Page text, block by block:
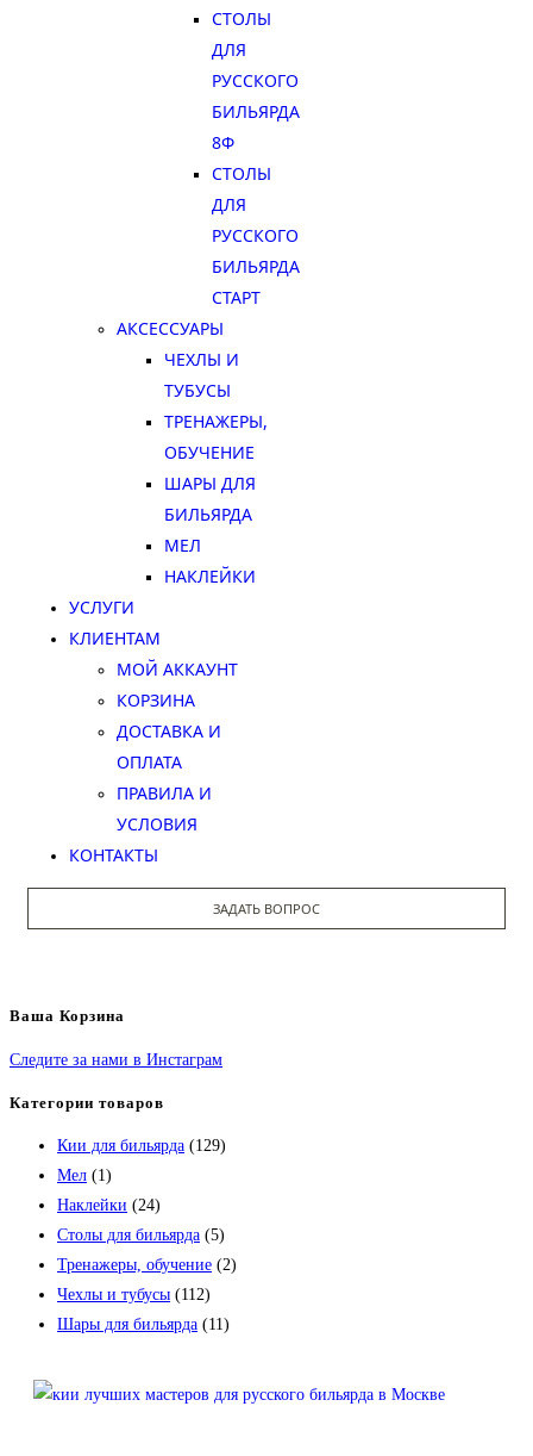
СТОЛЫ
ДЛЯ
РУССКОГО
БИЛЬЯРДА
8Ф
СТОЛЫ
ДЛЯ
РУССКОГО
БИЛЬЯРДА
СТАРТ
АКСЕССУАРЫ
ЧЕХЛЫ И
ТУБУСЫ
ТРЕНАЖЕРЫ,
ОБУЧЕНИЕ
ШАРЫ ДЛЯ
БИЛЬЯРДА
МЕЛ
НАКЛЕЙКИ
УСЛУГИ
КЛИЕНТАМ
МОЙ АККАУНТ
КОРЗИНА
ДОСТАВКА И
ОПЛАТА
ПРАВИЛА И
УСЛОВИЯ
КОНТАКТЫ
ЗАДАТЬ ВОПРОС
Ваша Корзина
Следите за нами в Инстаграм
Категории товаров
Кии для бильярда (129)
Мел (1)
Наклейки (24)
Столы для бильярда (5)
Тренажеры, обучение (2)
Чехлы и тубусы (112)
Шары для бильярда (11)